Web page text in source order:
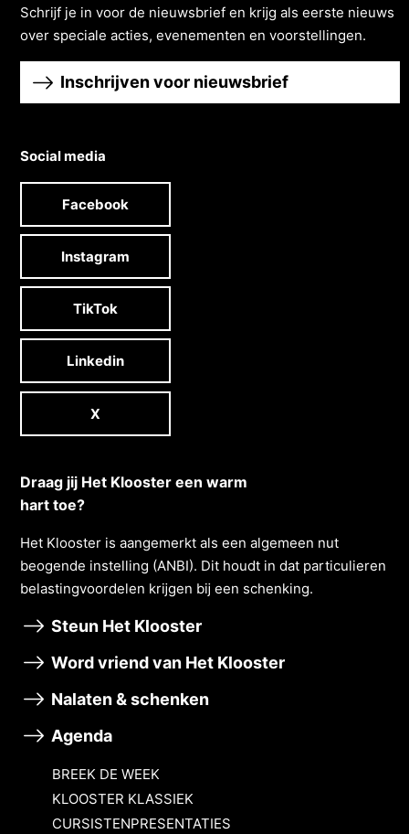
Schrĳf je in voor de nieuwsbrief en krĳg als eerste nieuws
over speciale acties, evenementen en voorstellingen.
Inschrijven voor nieuwsbrief
Social media
Facebook
Instagram
TikTok
Linkedin
X
Draag jij Het Klooster een warm
hart toe?
Het Klooster is aangemerkt als een algemeen nut
beogende instelling (ANBI). Dit houdt in dat particulieren
belastingvoordelen krĳgen bĳ een schenking.
Steun Het Klooster
Word vriend van Het Klooster
Nalaten & schenken
Agenda
BREEK DE WEEK
KLOOSTER KLASSIEK
CURSISTENPRESENTATIES